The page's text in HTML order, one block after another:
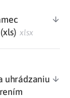
xlsx
uhrádzaniu